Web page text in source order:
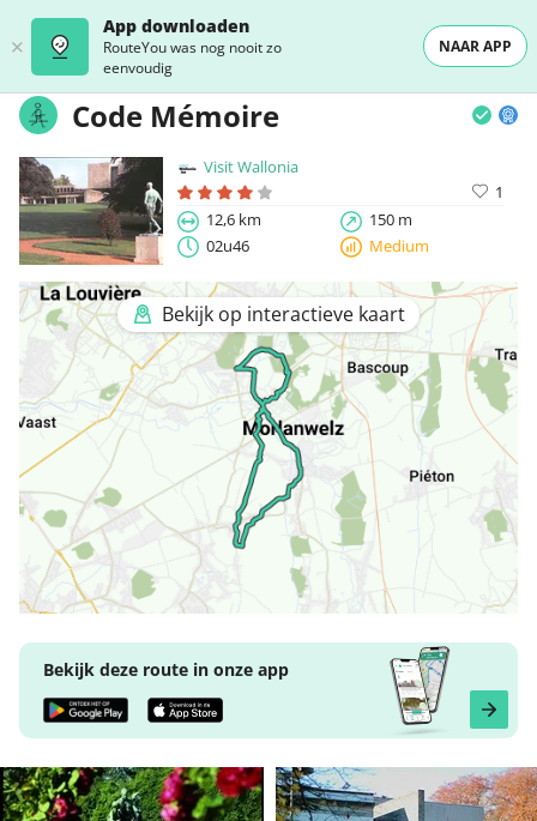
App downloaden
RouteYou was nog nooit zo
eenvoudig
NAAR APP
Code Mémoire
Visit Wallonia
1
12,6 km
150 m
02u46
Medium
Bekijk op interactieve kaart
Bekijk deze route in onze app